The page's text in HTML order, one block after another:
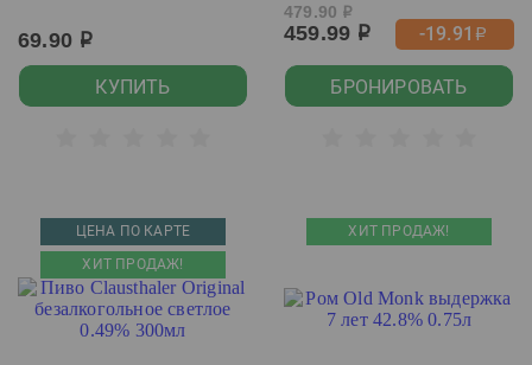
69.90 р
КУПИТЬ
479.90 р
459.99 р -19.91 р
БРОНИРОВАТЬ
ЦЕНА ПО КАРТЕ
ХИТ ПРОДАЖ!
ХИТ ПРОДАЖ!